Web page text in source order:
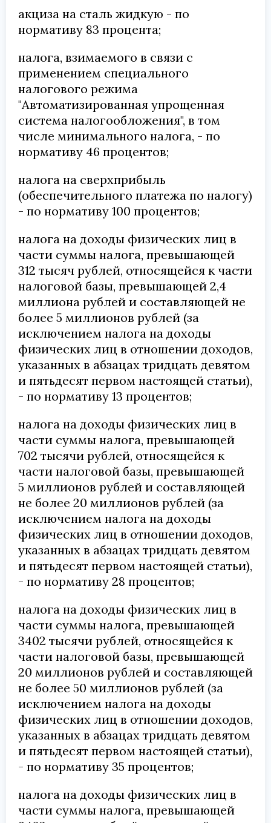
акциза на сталь жидкую - по
нормативу 83 процента;
налога, взимаемого в связи с
применением специального
налогового режима
"Автоматизированная упрощенная
система налогообложения", в том
числе минимального налога, - по
нормативу 46 процентов;
налога на сверхприбыль
(обеспечительного платежа по налогу)
- по нормативу 100 процентов;
налога на доходы физических лиц в
части суммы налога, превышающей
312 тысяч рублей, относящейся к части
налоговой базы, превышающей 2,4
миллиона рублей и составляющей не
более 5 миллионов рублей (за
исключением налога на доходы
физических лиц в отношении доходов,
указанных в абзацах тридцать девятом
и пятьдесят первом настоящей статьи),
- по нормативу 13 процентов;
налога на доходы физических лиц в
части суммы налога, превышающей
702 тысячи рублей, относящейся к
части налоговой базы, превышающей
5 миллионов рублей и составляющей
не более 20 миллионов рублей (за
исключением налога на доходы
физических лиц в отношении доходов,
указанных в абзацах тридцать девятом
и пятьдесят первом настоящей статьи),
- по нормативу 28 процентов;
налога на доходы физических лиц в
части суммы налога, превышающей
3402 тысячи рублей, относящейся к
части налоговой базы, превышающей
20 миллионов рублей и составляющей
не более 50 миллионов рублей (за
исключением налога на доходы
физических лиц в отношении доходов,
указанных в абзацах тридцать девятом
и пятьдесят первом настоящей статьи),
- по нормативу 35 процентов;
налога на доходы физических лиц в
части суммы налога, превышающей